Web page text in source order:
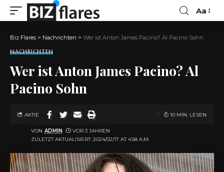
Aa
Biz Flares > Nachrichten > Wer ist Anton James Pacino? Al Pacino Sohn
NACHRICHTEN
Wer ist Anton James Pacino? Al
Pacino Sohn
ZULETZT AKTUALISIERT: 2024/02/17 AT 4:58 A.M.
VON ADMIN VOR 3 JAHREN
AKTIE 10 MIN. LESEN